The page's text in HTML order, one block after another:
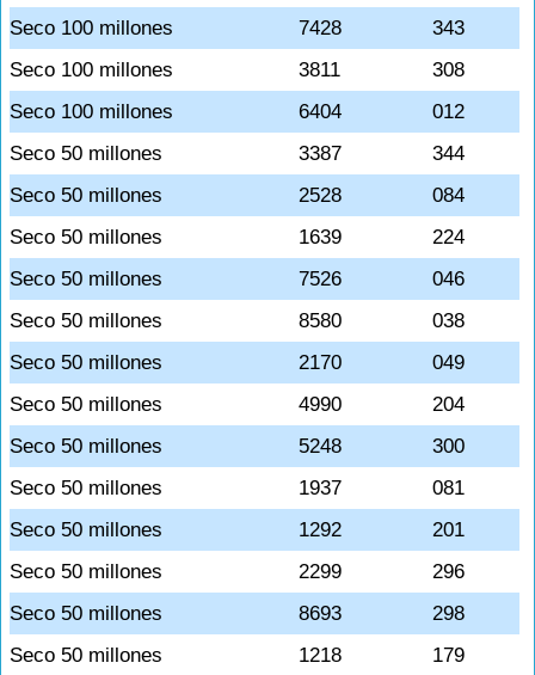
Seco 100 millones
7428
343
Seco 100 millones
3811
308
Seco 100 millones
6404
012
Seco 50 millones
3387
344
Seco 50 millones
2528
084
Seco 50 millones
1639
224
Seco 50 millones
7526
046
Seco 50 millones
8580
038
Seco 50 millones
2170
049
Seco 50 millones
4990
204
Seco 50 millones
5248
300
Seco 50 millones
1937
081
Seco 50 millones
1292
201
Seco 50 millones
2299
296
Seco 50 millones
8693
298
Seco 50 millones
1218
179